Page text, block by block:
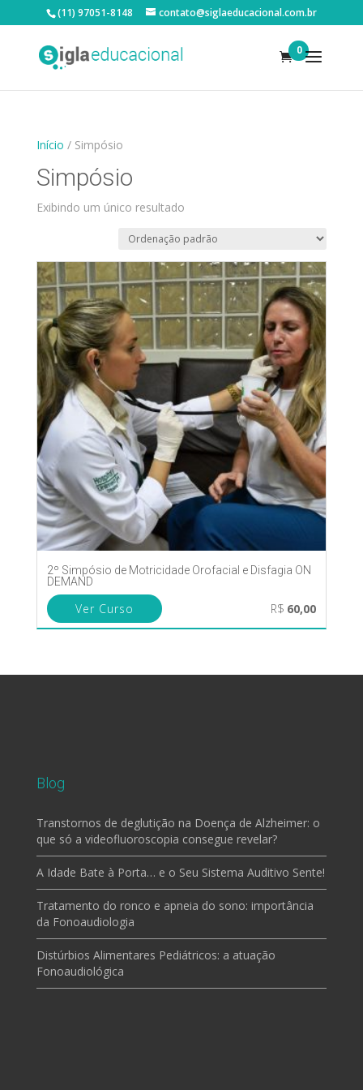
(11) 97051-8148 contato@siglaeducacional.com.br
0
Início / Simpósio
Simpósio
Exibindo um único resultado
2º Simpósio de Motricidade Orofacial e Disfagia ON
DEMAND
R$ 60,00
Ver Curso
Blog
Transtornos de deglutição na Doença de Alzheimer: o
que só a videofluoroscopia consegue revelar?
A Idade Bate à Porta… e o Seu Sistema Auditivo Sente!
Tratamento do ronco e apneia do sono: importância
da Fonoaudiologia
Distúrbios Alimentares Pediátricos: a atuação
Fonoaudiológica